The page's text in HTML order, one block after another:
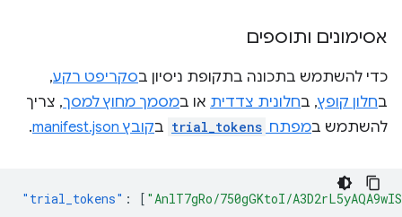
אסימונים ותוספים
כדי להשתמש בתכונה בתקופת ניסיון בסקריפט רקע,
בחלון קופץ, בחלונית צדדית או במסמך מחוץ למסך, צריך
להשתמש במפתח trial_tokens בקובץ manifest.json .
"trial_tokens" : [ "AnlT7gRo/750gGKtoI/